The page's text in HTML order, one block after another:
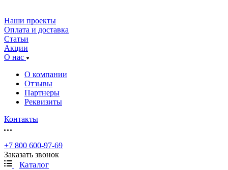
Наши проекты
Оплата и доставка
Статьи
Акции
О нас
О компании
Отзывы
Партнеры
Реквизиты
Контакты
+7 800 600-97-69
Заказать звонок
Каталог